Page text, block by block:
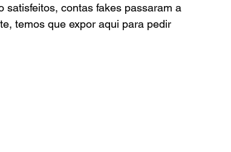
satisfeitos, contas fakes passaram a
temos que expor aqui para pedir